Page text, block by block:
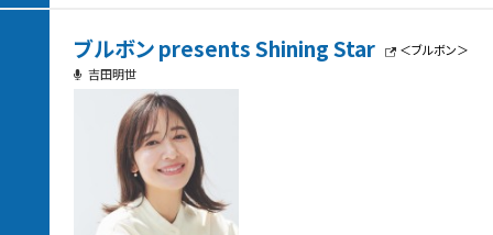
ブルボン presents Shining Star
＜ブルボン＞
吉田明世